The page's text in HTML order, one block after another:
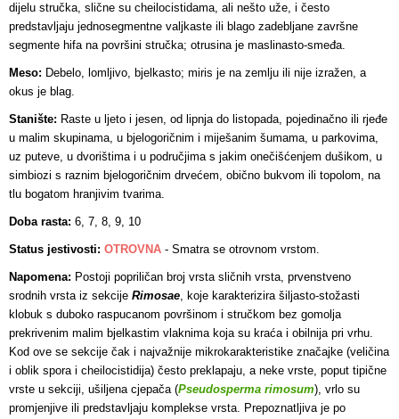
dijelu stručka, slične su cheilocistidama, ali nešto uže, i često
predstavljaju jednosegmentne valjkaste ili blago zadebljane završne
segmente hifa na površini stručka; otrusina je maslinasto-smeđa.
Meso: Debelo, lomljivo, bjelkasto; miris je na zemlju ili nije izražen, a
okus je blag.
Stanište: Raste u ljeto i jesen, od lipnja do listopada, pojedinačno ili rjeđe
u malim skupinama, u bjelogoričnim i miješanim šumama, u parkovima,
uz puteve, u dvorištima i u područjima s jakim onečišćenjem dušikom, u
simbiozi s raznim bjelogoričnim drvećem, obično bukvom ili topolom, na
tlu bogatom hranjivim tvarima.
Doba rasta: 6, 7, 8, 9, 10
Status jestivosti: OTROVNA - Smatra se otrovnom vrstom.
Napomena: Postoji popriličan broj vrsta sličnih vrsta, prvenstveno
srodnih vrsta iz sekcije Rimosae, koje karakterizira šiljasto-stožasti
klobuk s duboko raspucanom površinom i stručkom bez gomolja
prekrivenim malim bjelkastim vlaknima koja su kraća i obilnija pri vrhu.
Kod ove se sekcije čak i najvažnije mikrokarakteristike značajke (veličina
i oblik spora i cheilocistidija) često preklapaju, a neke vrste, poput tipične
vrste u sekciji, ušiljena cjepača (Pseudosperma rimosum), vrlo su
promjenjive ili predstavljaju komplekse vrsta. Prepoznatljiva je po